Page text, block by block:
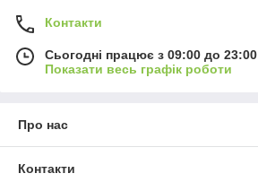
Контакти
Сьогодні працює з 09:00 до 23:00
Показати весь графік роботи
Про нас
Контакти